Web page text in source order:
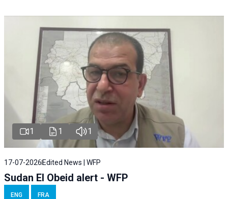
1 1 1
17-07-2026 Edited News | WFP
Sudan El Obeid alert - WFP
ENG FRA